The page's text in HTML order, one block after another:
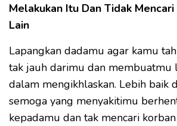
Melakukan Itu Dan Tidak Mencari
Lain
Lapangkan dadamu agar kamu
tak jauh darimu dan membuatmu
dalam mengikhlaskan. Lebih baik
semoga yang menyakitimu
kepadamu dan tak mencari